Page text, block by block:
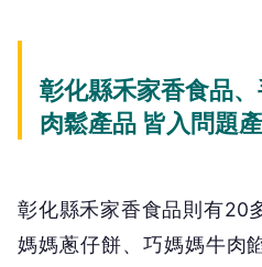
彰化縣禾家香食品
肉鬆產品 皆入問題
彰化縣禾家香食品則有20
媽媽蔥仔餅、巧媽媽牛肉